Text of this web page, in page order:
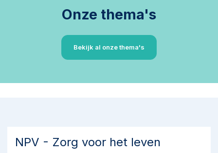
Onze thema's
Bekijk al onze thema's
NPV - Zorg voor het leven